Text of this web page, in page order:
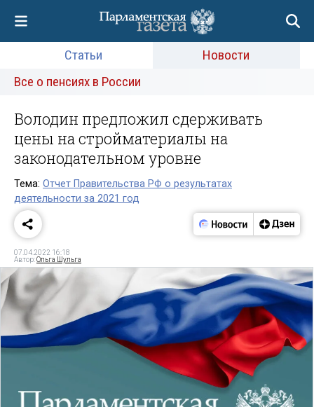
Статьи
Новости
Все о пенсиях в России
Володин предложил сдерживать
цены на стройматериалы на
законодательном уровне
Тема: Отчет Правительства РФ о результатах
деятельности за 2021 год
07.04.2022 16:18
Автор:Ольга Шульга